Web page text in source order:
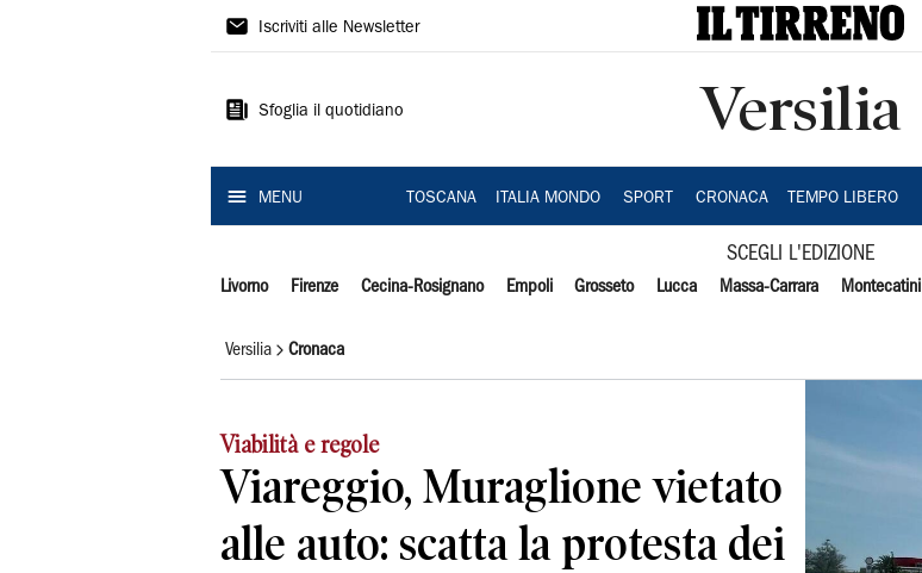
Il
Iscriviti alle Newsletter
Sfoglia il quotidiano Versilia
MENU TOSCANA ITALIA MONDO SPORT CRONACA TEMPO LIBERO
SCEGLI L'EDIZIONE
Livorno Firenze Cecina-Rosignano Empoli Grosseto Lucca Massa-Carrara Montecatini
Versilia Cronaca
Viabilità e regole
Viareggio, Muraglione vietato
alle auto: scatta la protesta dei